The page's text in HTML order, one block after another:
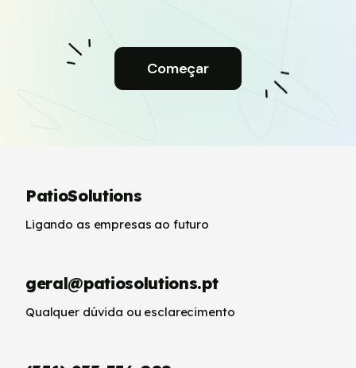
Começar
PatioSolutions
Ligando as empresas ao futuro
geral@patiosolutions.pt
Qualquer dúvida ou esclarecimento